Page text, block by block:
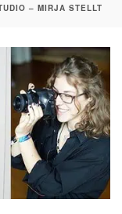
– MIRJA STELLT